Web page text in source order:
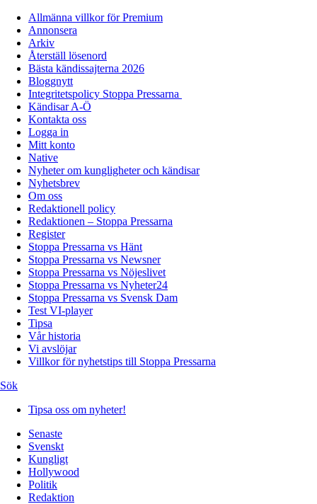
Allmänna villkor för Premium
Annonsera
Arkiv
Återställ lösenord
Bästa kändissajterna 2026
Bloggnytt
Integritetspolicy Stoppa Pressarna
Kändisar A-Ö
Kontakta oss
Logga in
Mitt konto
Native
Nyheter om kungligheter och kändisar
Nyhetsbrev
Om oss
Redaktionell policy
Redaktionen – Stoppa Pressarna
Register
Stoppa Pressarna vs Hänt
Stoppa Pressarna vs Newsner
Stoppa Pressarna vs Nöjeslivet
Stoppa Pressarna vs Nyheter24
Stoppa Pressarna vs Svensk Dam
Test VI-player
Tipsa
Vår historia
Vi avslöjar
Villkor för nyhetstips till Stoppa Pressarna
Sök
Tipsa oss om nyheter!
Senaste
Svenskt
Kungligt
Hollywood
Politik
Redaktion